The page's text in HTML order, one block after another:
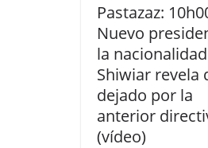
Pastazaz:
Nuevo
la nacionalidad
Shiwiar revela
dejado por la
anterior
(vídeo)